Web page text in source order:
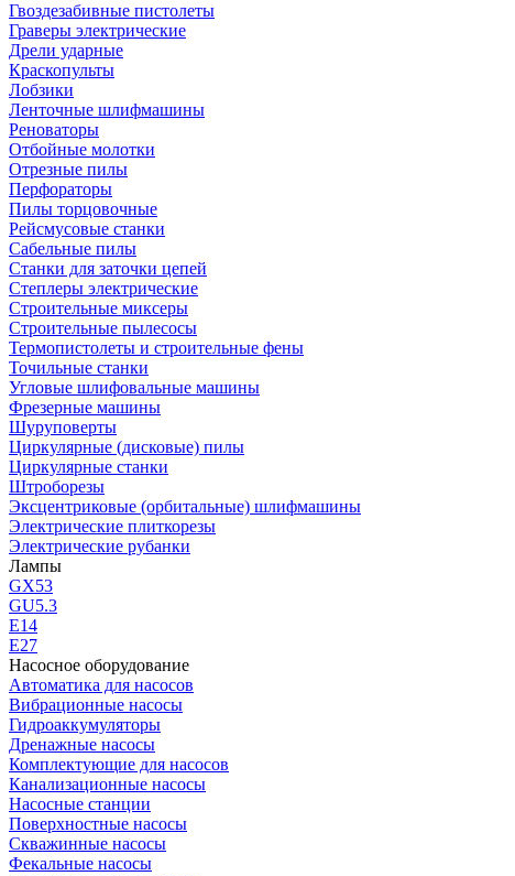
Гвоздезабивные пистолеты
Граверы электрические
Дрели ударные
Краскопульты
Лобзики
Ленточные шлифмашины
Реноваторы
Отбойные молотки
Отрезные пилы
Перфораторы
Пилы торцовочные
Рейсмусовые станки
Сабельные пилы
Станки для заточки цепей
Степлеры электрические
Строительные миксеры
Строительные пылесосы
Термопистолеты и строительные фены
Точильные станки
Угловые шлифовальные машины
Фрезерные машины
Шуруповерты
Циркулярные (дисковые) пилы
Циркулярные станки
Штроборезы
Эксцентриковые (орбитальные) шлифмашины
Электрические плиткорезы
Электрические рубанки
Лампы
GX53
GU5.3
Е14
Е27
Насосное оборудование
Автоматика для насосов
Вибрационные насосы
Гидроаккумуляторы
Дренажные насосы
Комплектующие для насосов
Канализационные насосы
Насосные станции
Поверхностные насосы
Скважинные насосы
Фекальные насосы